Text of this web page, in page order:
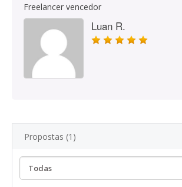
Freelancer vencedor
Luan R.
Propostas (1)